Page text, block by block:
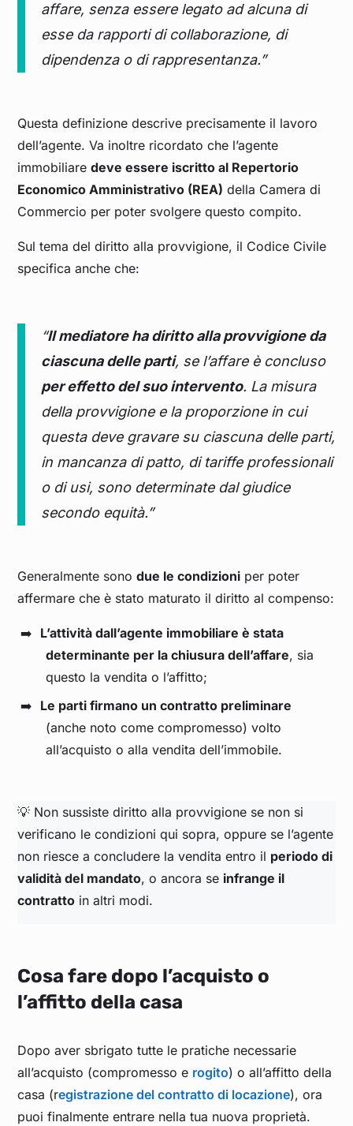
affare, senza essere legato ad alcuna di
esse da rapporti di collaborazione, di
dipendenza o di rappresentanza.”
Questa definizione descrive precisamente il lavoro
dell’agente. Va inoltre ricordato che l’agente
immobiliaredeve essere iscritto al Repertorio
Economico Amministrativo (REA) della Camera di
Commercio per poter svolgere questo compito.
Sul tema del diritto alla provvigione, il Codice Civile
specifica anche che:
“Ilmediatore ha diritto alla provvigione da
ciascuna delle parti, se l’affare è concluso
per effetto del suo intervento. La misura
della provvigione e la proporzione in cui
questa deve gravare su ciascuna delle parti,
in mancanza di patto, di tariffe professionali
o di usi, sono determinate dal giudice
secondo equità.”
Generalmente sonodue le condizioni per poter
affermare che è stato maturato il diritto al compenso:
L’attività dall’agente immobiliare è stata
determinante per la chiusura dell’affare, sia
questo la vendita o l’affitto;
Le parti firmano un contratto preliminare
(anche noto come compromesso) volto
all’acquisto o alla vendita dell’immobile.
💡 Non sussiste diritto alla provvigione se non si
verificano le condizioni qui sopra, oppure se l’agente
non riesce a concludere la vendita entro il periodo di
validità del mandato, o ancora se infrange il
contratto in altri modi.
Cosa fare dopo l’acquisto o
l’affitto della casa
Dopo aver sbrigato tutte le pratiche necessarie
all’acquisto (compromesso e rogito) o all’affitto della
casa (registrazione del contratto di locazione), ora
puoi finalmente entrare nella tua nuova proprietà.